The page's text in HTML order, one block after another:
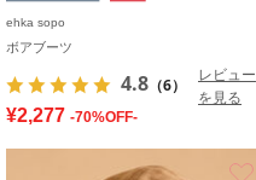
ehka sopo
ボアブーツ
4.8 （6）
レビュー
を見る
¥2,277 -70%OFF-